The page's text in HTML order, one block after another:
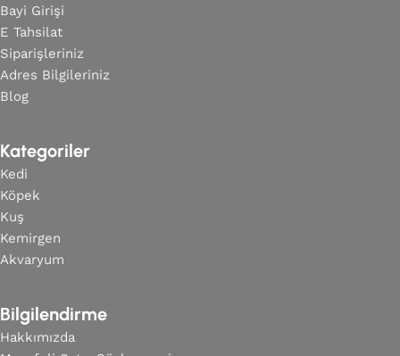
Bayi Girişi
E Tahsilat
Siparişleriniz
Adres Bilgileriniz
Blog
Kategoriler
Kedi
Köpek
Kuş
Kemirgen
Akvaryum
Bilgilendirme
Hakkımızda